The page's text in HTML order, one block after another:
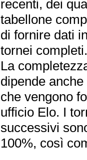
recenti, dei
tabellone
di fornire dati
tornei completi.
La
dipende
che vengono
ufficio Elo. I
successivi
100%, così